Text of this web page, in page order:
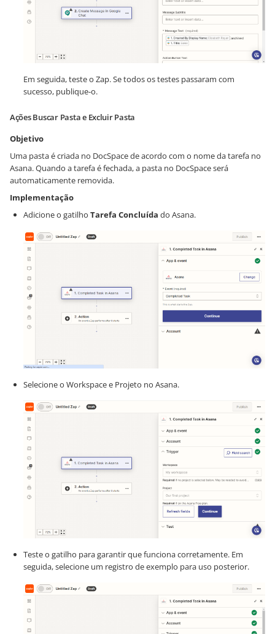
Em seguida, teste o Zap. Se todos os testes passaram com
sucesso, publique-o.
Ações Buscar Pasta e Excluir Pasta
Objetivo
Uma pasta é criada no DocSpace de acordo com o nome da tarefa no
Asana. Quando a tarefa é fechada, a pasta no DocSpace será
automaticamente removida.
Implementação
Adicione o gatilho Tarefa Concluída do Asana.
Selecione o Workspace e Projeto no Asana.
Teste o gatilho para garantir que funciona corretamente. Em
seguida, selecione um registro de exemplo para uso posterior.